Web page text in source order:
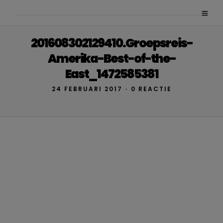
201608302129410.Groepsreis-
Amerika-Best-of-the-
East_1472585381
24 FEBRUARI 2017 • 0 REACTIE